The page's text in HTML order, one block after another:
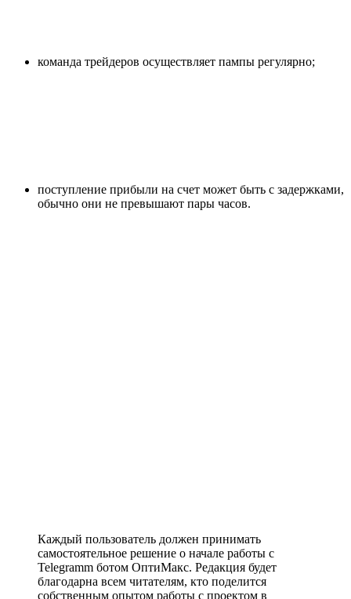
команда трейдеров осуществляет пампы регулярно;
поступление прибыли на счет может быть с задержками,
обычно они не превышают пары часов.
Каждый пользователь должен принимать
самостоятельное решение о начале работы с
Telegramm ботом ОптиМакс. Редакция будет
благодарна всем читателям, кто поделится
собственным опытом работы с проектом в